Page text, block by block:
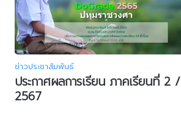
ข่าวประชาสัมพันธ์
ประกาศผลการเรียน ภาคเรียนที่ 2 /
2567